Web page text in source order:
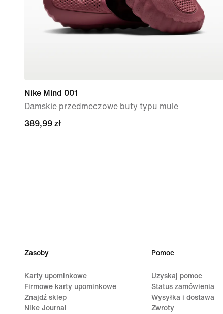
Nike Mind 001
Damskie przedmeczowe buty typu mule
389,99 zł
389,99 zł
Zasoby
Karty upominkowe
Firmowe karty upominkowe
Znajdź sklep
Nike Journal
Pomoc
Uzyskaj pomoc
Status zamówienia
Wysyłka i dostawa
Zwroty